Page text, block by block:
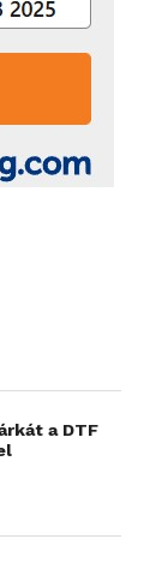
a DTF